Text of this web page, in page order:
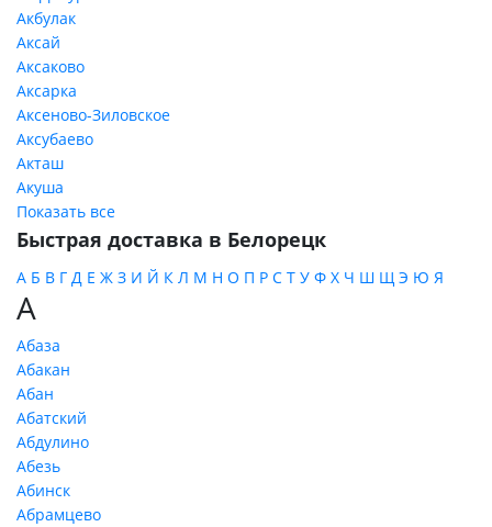
Акбулак
Аксай
Аксаково
Аксарка
Аксеново-Зиловское
Аксубаево
Акташ
Акуша
Показать все
Быстрая доставка в Белорецк
А Б В Г Д Е Ж З И Й К Л М Н О П Р С Т У Ф Х Ч Ш Щ Э Ю Я
А
Абаза
Абакан
Абан
Абатский
Абдулино
Абезь
Абинск
Абрамцево